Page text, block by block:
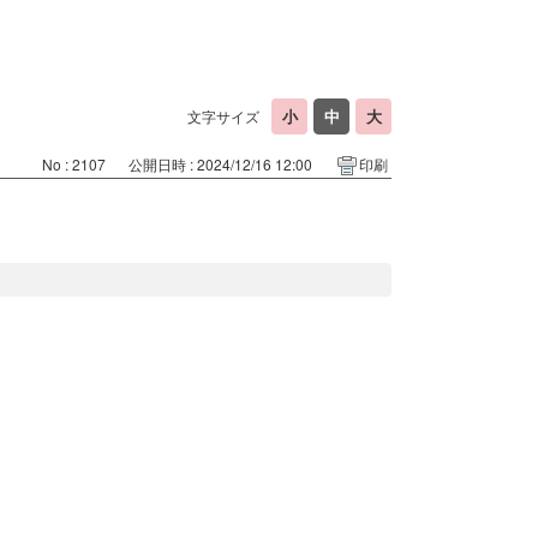
文字サイズ
No : 2107 公開日時 : 2024/12/16 12:00 印刷